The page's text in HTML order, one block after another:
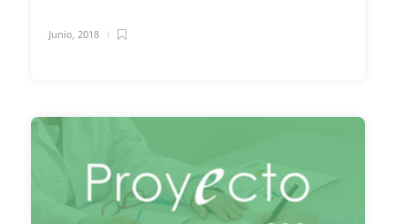
Junio, 2018